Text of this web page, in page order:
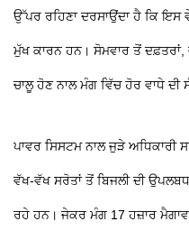
ਉੱਪਰ ਰਹਿਣਾ ਦਰਸਾਉਂਦਾ ਹੈ ਕਿ ਇਸ
ਮੁੱਖ ਕਾਰਨ ਹਨ। ਸੋਮਵਾਰ ਤੋਂ
ਚਾਲੂ ਹੋਣ ਨਾਲ ਮੰਗ ਵਿੱਚ ਹੋਰ ਵਾਧੇ ਦੀ
ਪਾਵਰ ਸਿਸਟਮ ਨਾਲ ਜੁੜੇ ਅਧਿਕਾਰੀ
ਵੱਖ-ਵੱਖ ਸਰੋਤਾਂ ਤੋਂ ਬਿਜਲੀ ਦੀ
ਰਹੇ ਹਨ। ਜੇਕਰ ਮੰਗ 17 ਹਜ਼ਾਰ